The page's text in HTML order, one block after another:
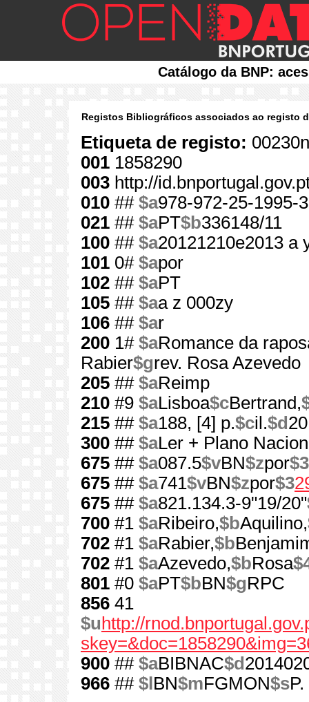
Catálogo da BNP:
Registos Bibliográficos associados ao registo
Etiqueta de registo:
001 1858290
003 http://
010 ## $a978-972-25-1995-3
021 ## $aPT$b336148/11
100 ## $a20121210e2013 a
101 0# $apor
102 ## $aPT
105 ## $aa z 000zy
106 ## $ar
200 1# $aRomance da
Rabier$grev. Rosa Azevedo
205 ## $aReimp
210 #9 $aLisboa$cBertrand,
215 ## $a188, [4] p.$cil.$d
300 ## $aLer + Plano
675 ## $a087.5$vBN$zpor$3
675 ## $a741$vBN$zpor$3
675 ## $a821.134.3-9"19/20"
700 #1 $aRibeiro,$bAquilino,
702 #1 $aRabier,$b
702 #1 $aAzevedo,$bRosa
801 #0 $aPT$bBN$gRPC
856 41
$u http://
900 ## $aBIBNAC$d
966 ## $l BN$mFGMON$s